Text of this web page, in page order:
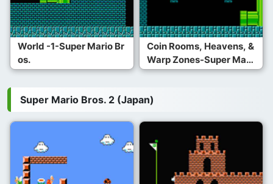
World -1-Super Mario Br
os.
Coin Rooms, Heavens, &
Warp Zones-Super Mari
o Bros.
Super Mario Bros. 2 (Japan)